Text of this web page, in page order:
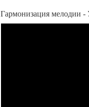
Гармонизация мелодии -